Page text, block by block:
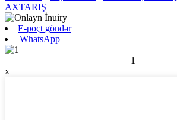
AXTARIŞ
E-poçt göndər
WhatsApp
1
x